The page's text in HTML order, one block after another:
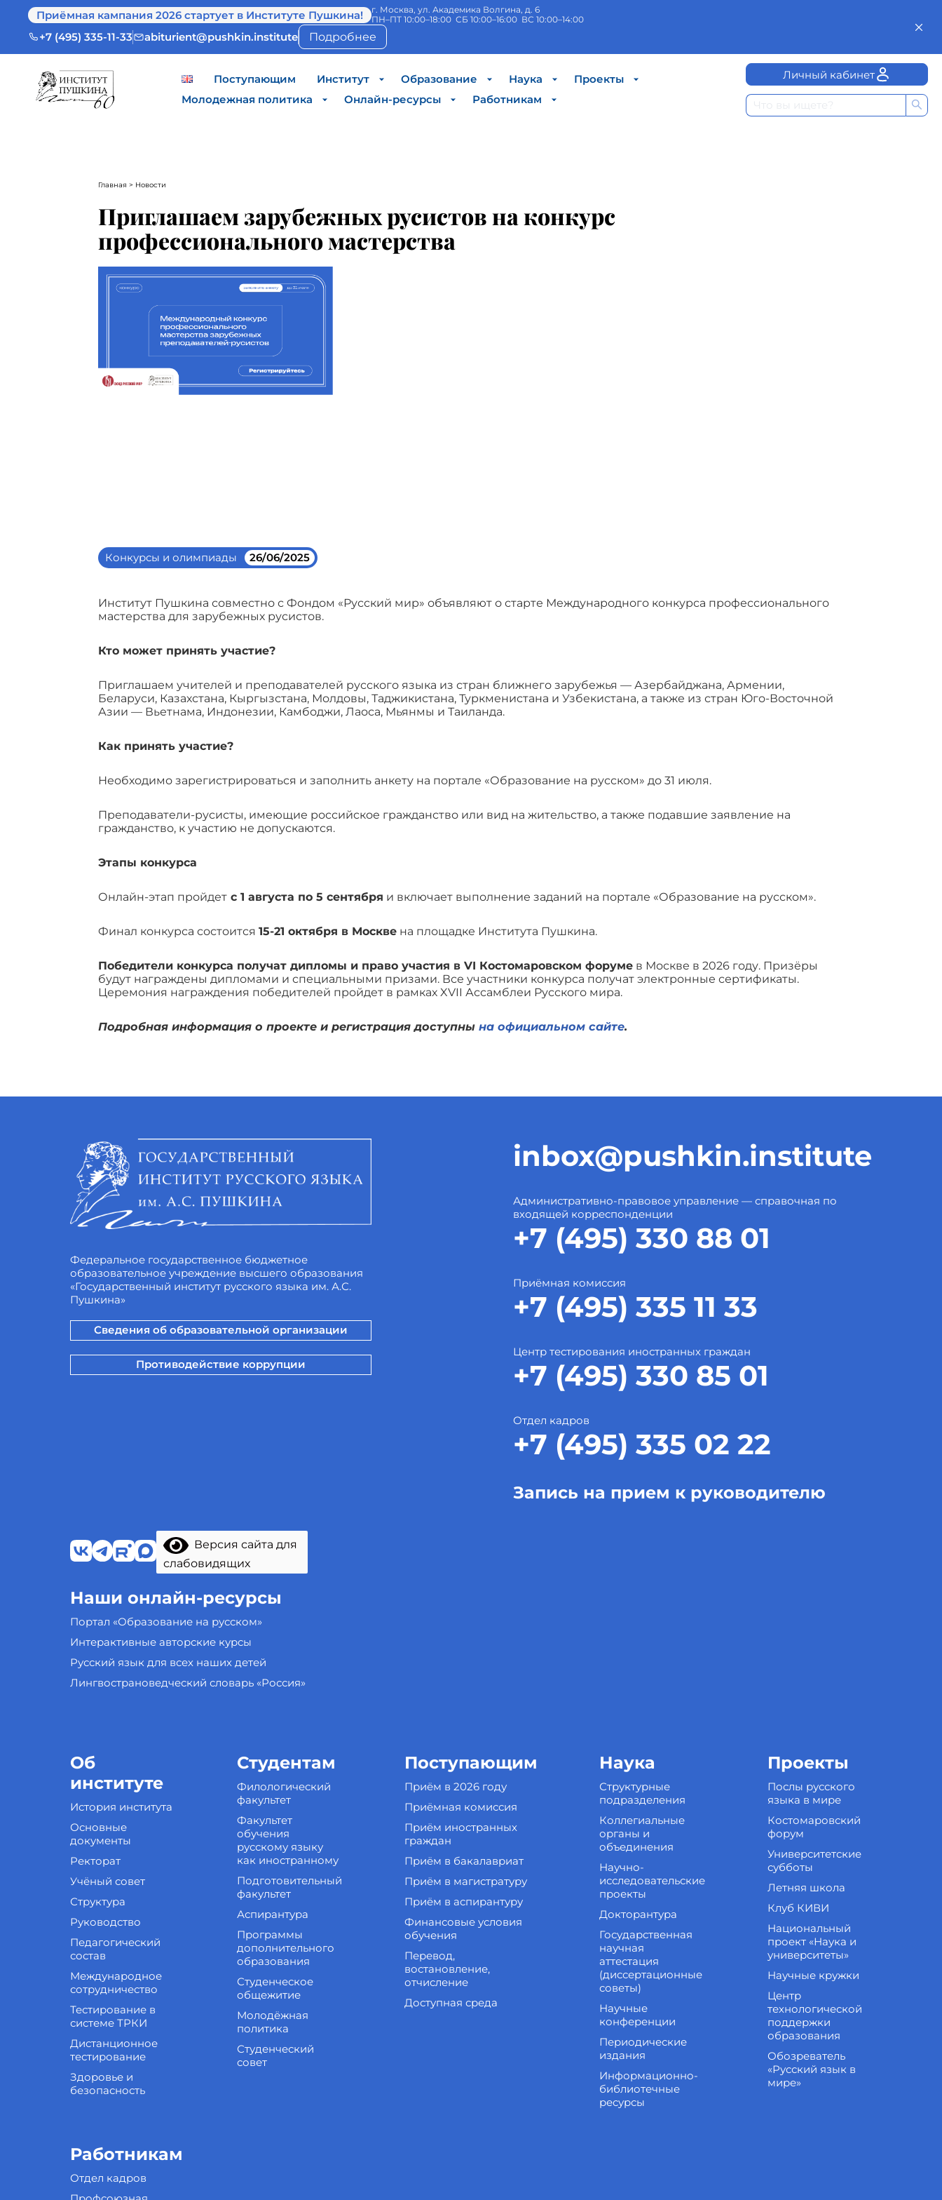
Приёмная кампания 2026 стартует в Институте Пушкина!
г. Москва, ул. Академика Волгина, д. 6
ПН–ПТ 10:00–18:00 СБ 10:00–16:00 ВС 10:00–14:00
+7 (495) 335-11-33 abiturient@pushkin.institute Подробнее
Поступающим Институт Образование Наука
Проекты
Молодежная политика
Онлайн-ресурсы Работникам
Личный кабинет
Главная > Новости
Приглашаем зарубежных русистов на конкурс
профессионального мастерства
Конкурсы и олимпиады 26/06/2025
Институт Пушкина совместно с Фондом «Русский мир» объявляют о старте Международного конкурса профессионального
мастерства для зарубежных русистов.
Кто может принять участие?
Приглашаем учителей и преподавателей русского языка из стран ближнего зарубежья — Азербайджана, Армении,
Беларуси, Казахстана, Кыргызстана, Молдовы, Таджикистана, Туркменистана и Узбекистана, а также из стран Юго-Восточной
Азии — Вьетнама, Индонезии, Камбоджи, Лаоса, Мьянмы и Таиланда.
Как принять участие?
Необходимо зарегистрироваться и заполнить анкету на портале «Образование на русском» до 31 июля.
Преподаватели-русисты, имеющие российское гражданство или вид на жительство, а также подавшие заявление на
гражданство, к участию не допускаются.
Этапы конкурса
Онлайн-этап пройдет с 1 августа по 5 сентября и включает выполнение заданий на портале «Образование на русском».
Финал конкурса состоится 15-21 октября в Москве на площадке Института Пушкина.
Победители конкурса получат дипломы и право участия в VI Костомаровском форуме в Москве в 2026 году. Призёры
будут награждены дипломами и специальными призами. Все участники конкурса получат электронные сертификаты.
Церемония награждения победителей пройдет в рамках XVII Ассамблеи Русского мира.
Подробная информация о проекте и регистрация доступны на официальном сайте.
Федеральное государственное бюджетное
образовательное учреждение высшего образования
«Государственный институт русского языка им. А.С.
Пушкина»
Сведения об образовательной организации
Противодействие коррупции
inbox@pushkin.institute
Административно-правовое управление — справочная по
входящей корреспонденции
+7 (495) 330 88 01
Приёмная комиссия
+7 (495) 335 11 33
Центр тестирования иностранных граждан
+7 (495) 330 85 01
Отдел кадров
+7 (495) 335 02 22
Запись на прием к руководителю
Версия сайта для
слабовидящих
Наши онлайн-ресурсы
Портал «Образование на русском»
Интерактивные авторские курсы
Русский язык для всех наших детей
Лингвострановедческий словарь «Россия»
Об
институте
История института
Основные
документы
Ректорат
Учёный совет
Структура
Руководство
Педагогический
состав
Международное
сотрудничество
Тестирование в
системе ТРКИ
Дистанционное
тестирование
Здоровье и
безопасность
Студентам
Филологический
факультет
Факультет
обучения
русскому языку
как иностранному
Подготовительный
факультет
Аспирантура
Программы
дополнительного
образования
Студенческое
общежитие
Молодёжная
политика
Студенческий
совет
Поступающим
Приём в 2026 году
Приёмная комиссия
Приём иностранных
граждан
Приём в бакалавриат
Приём в магистратуру
Приём в аспирантуру
Финансовые условия
обучения
Перевод,
востановление,
отчисление
Доступная среда
Наука
Структурные
подразделения
Коллегиальные
органы и
объединения
Научно-
исследовательские
проекты
Докторантура
Государственная
научная
аттестация
(диссертационные
советы)
Научные
конференции
Периодические
издания
Информационно-
библиотечные
ресурсы
Проекты
Послы русского
языка в мире
Костомаровский
форум
Университетские
субботы
Летняя школа
Клуб КИВИ
Национальный
проект «Наука и
университеты»
Научные кружки
Центр
технологической
поддержки
образования
Обозреватель
«Русский язык в
мире»
Работникам
Отдел кадров